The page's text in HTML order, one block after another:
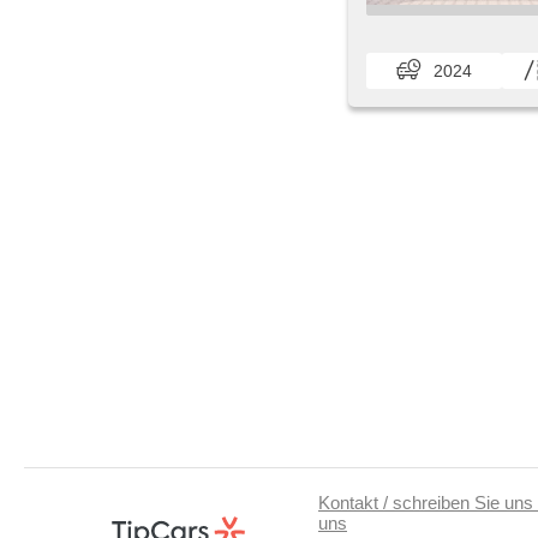
2024
Kontakt / schreiben Sie uns
uns